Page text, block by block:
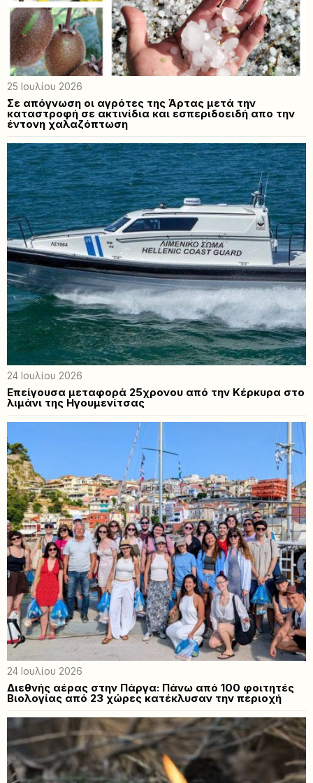
25 Ιουλίου 2026
Σε απόγνωση οι αγρότες της Άρτας μετά την
καταστροφή σε ακτινίδια και εσπεριδοειδή απο την
έντονη χαλαζόπτωση
24 Ιουλίου 2026
Επείγουσα μεταφορά 25χρονου από την Κέρκυρα στο
λιμάνι της Ηγουμενίτσας
24 Ιουλίου 2026
Διεθνής αέρας στην Πάργα: Πάνω από 100 φοιτητές
Βιολογίας από 23 χώρες κατέκλυσαν την περιοχή